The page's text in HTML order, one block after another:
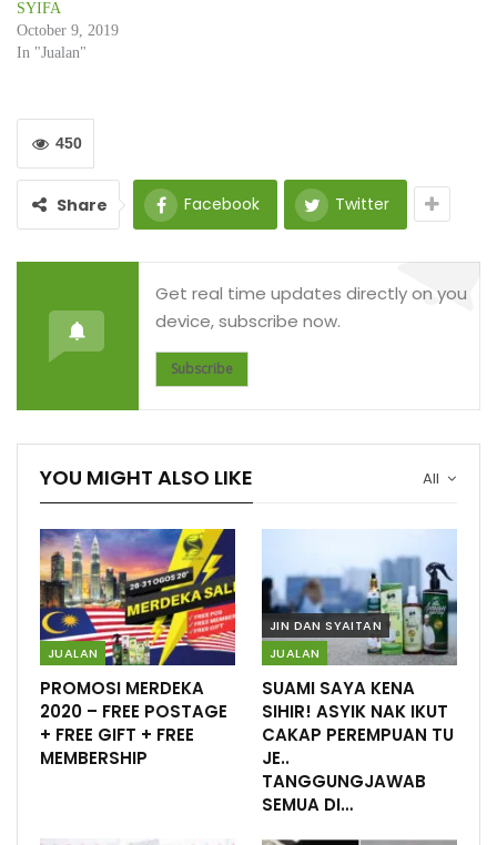
SYIFA
October 9, 2019
In "Jualan"
450
Share Facebook Twitter
Get real time updates directly on you
device, subscribe now.
Subscribe
All
YOU MIGHT ALSO LIKE
JUALAN
PROMOSI MERDEKA
2020 – FREE POSTAGE
+ FREE GIFT + FREE
MEMBERSHIP
JIN DAN SYAITAN
JUALAN
SUAMI SAYA KENA
SIHIR! ASYIK NAK IKUT
CAKAP PEREMPUAN TU
JE..
TANGGUNGJAWAB
SEMUA DI…